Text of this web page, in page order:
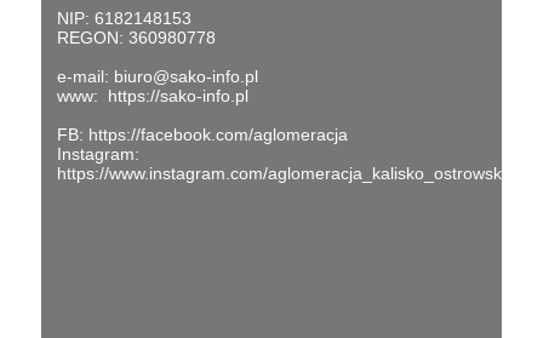
NIP: 6182148153
REGON: 360980778
e-mail: biuro@sako-info.pl
www:
https://sako-info.pl
FB: https://facebook.com/aglomeracja
Instagram:
https://www.instagram.com/aglomeracja_kalisko_ostrowska/